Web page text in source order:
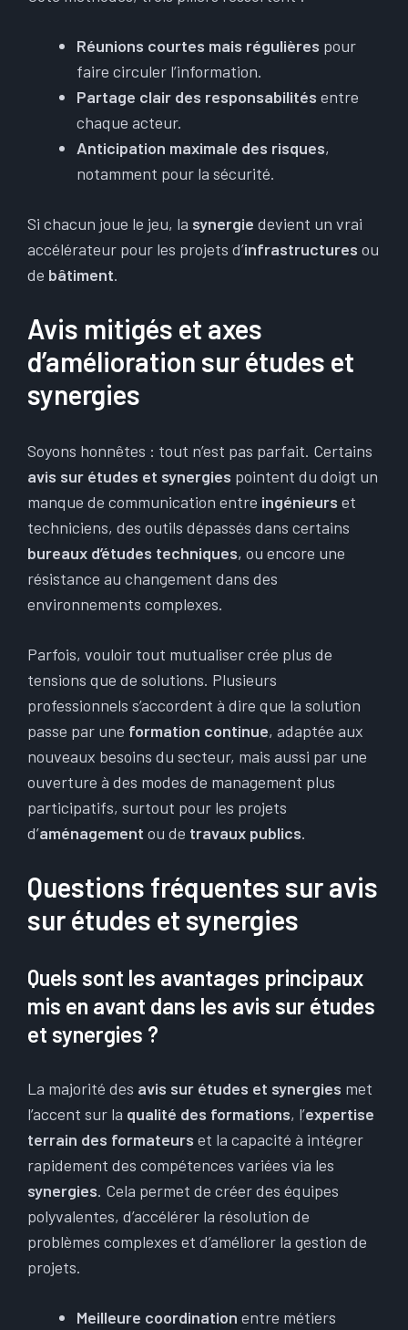
Réunions courtes mais régulières pour
faire circuler l’information.
Partage clair des responsabilités entre
chaque acteur.
Anticipation maximale des risques,
notamment pour la sécurité.
Si chacun joue le jeu, la synergie devient un vrai
accélérateur pour les projets d’infrastructures ou
de bâtiment.
Avis mitigés et axes
d’amélioration sur études et
synergies
Soyons honnêtes : tout n’est pas parfait. Certains
avis sur études et synergies pointent du doigt un
manque de communication entre ingénieurs et
techniciens, des outils dépassés dans certains
bureaux d’études techniques, ou encore une
résistance au changement dans des
environnements complexes.
Parfois, vouloir tout mutualiser crée plus de
tensions que de solutions. Plusieurs
professionnels s’accordent à dire que la solution
passe par une formation continue, adaptée aux
nouveaux besoins du secteur, mais aussi par une
ouverture à des modes de management plus
participatifs, surtout pour les projets
d’aménagement ou de travaux publics.
Questions fréquentes sur avis
sur études et synergies
Quels sont les avantages principaux
mis en avant dans les avis sur études
et synergies ?
La majorité des avis sur études et synergies met
l’accent sur la qualité des formations, l’expertise
terrain des formateurs et la capacité à intégrer
rapidement des compétences variées via les
synergies. Cela permet de créer des équipes
polyvalentes, d’accélérer la résolution de
problèmes complexes et d’améliorer la gestion de
projets.
Meilleure coordination entre métiers